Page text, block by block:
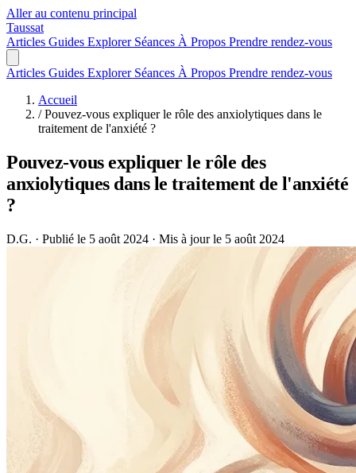
Aller au contenu principal
Taussat
Articles Guides Explorer Séances À Propos Prendre rendez-vous
Articles Guides Explorer Séances À Propos Prendre rendez-vous
Accueil
/ Pouvez-vous expliquer le rôle des anxiolytiques dans le
traitement de l'anxiété ?
Pouvez-vous expliquer le rôle des
anxiolytiques dans le traitement de l'anxiété
?
D.G. · Publié le 5 août 2024 · Mis à jour le 5 août 2024